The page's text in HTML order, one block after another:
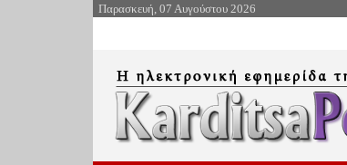
Παρασκευή, 07 Αυγούστου 2026